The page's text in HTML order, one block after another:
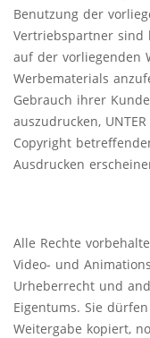
Benutzung der
Vertriebspartner sind
auf der vorliegenden
Werbematerials
Gebrauch ihrer
auszudrucken, UNTER
Copyright
Ausdrucken
Alle Rechte
Video- und
Urheberrecht und
Eigentums. Sie
Weitergabe kopiert,